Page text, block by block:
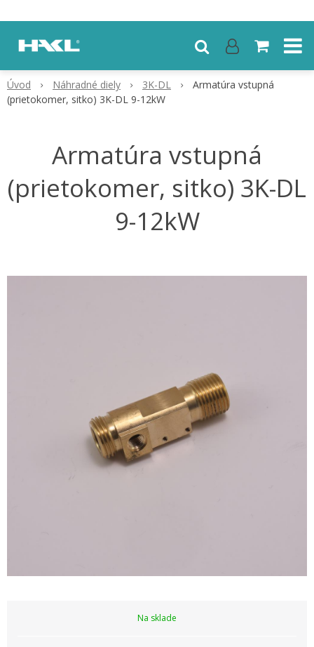
Úvod Náhradné diely 3K-DL
Armatúra vstupná
(prietokomer, sitko) 3K-DL 9-12kW
Armatúra vstupná
(prietokomer, sitko) 3K-DL
9-12kW
Na sklade